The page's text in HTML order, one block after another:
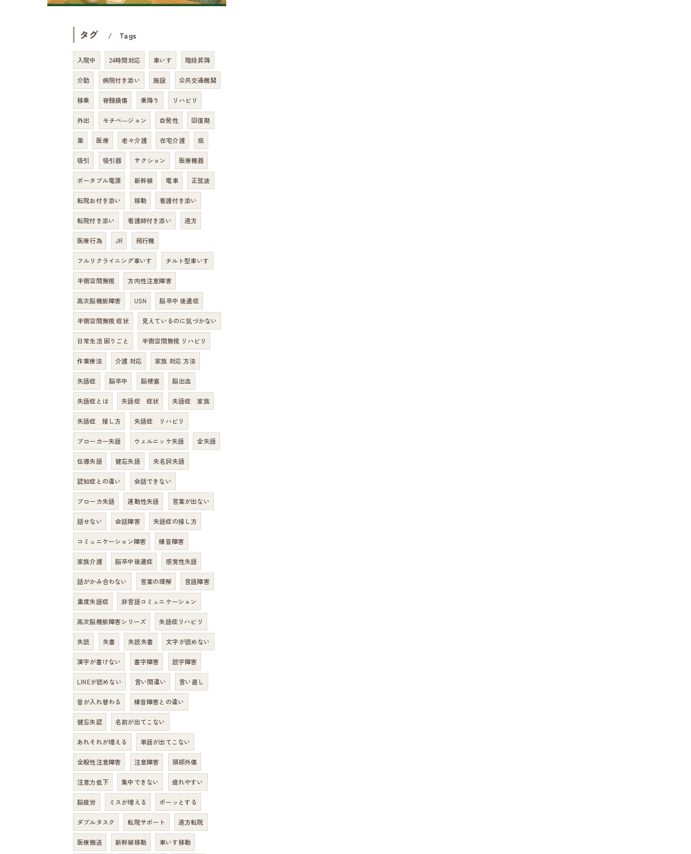
タグ Tags
入院中 24時間対応 車いす 階段昇降
介助 病院付き添い 施設 公共交通機関
移乗 脊髄損傷 乗降り リハビリ
外出 モチベ―ジョン 自発性 回復期
薬 医療 老々介護 在宅介護 痰
吸引 吸引器 サクション 医療機器
ポータブル電源 新幹線 電車 正弦波
転院お付き添い 移動 看護付き添い
転院付き添い 看護師付き添い 遠方
医療行為 JR 飛行機
フルリクライニング車いす チルト型車いす
半側空間無視 方向性注意障害
高次脳機能障害 USN 脳卒中 後遺症
半側空間無視 症状 見えているのに気づかない
日常生活 困りごと 半側空間無視 リハビリ
作業療法 介護 対応 家族 対応 方法
失語症 脳卒中 脳梗塞 脳出血
失語症とは 失語症 症状 失語症 家族
失語症 接し方 失語症 リハビリ
ブローカー失語 ウェルニッケ失語 全失語
伝導失語 健忘失語 失名詞失語
認知症との違い 会話できない
ブローカ失語 運動性失語 言葉が出ない
話せない 会話障害 失語症の接し方
コミュニケーション障害 構音障害
家族介護 脳卒中後遺症 感覚性失語
話がかみ合わない 言葉の理解 言語障害
重度失語症 非言語コミュニケーション
高次脳機能障害シリーズ 失語症リハビリ
失読 失書 失読失書 文字が読めない
漢字が書けない 書字障害 読字障害
LINEが読めない 言い間違い 言い直し
音が入れ替わる 構音障害との違い
健忘失認 名前が出てこない
あれそれが増える 単語が出てこない
全般性注意障害 注意障害 頭部外傷
注意力低下 集中できない 疲れやすい
脳疲労 ミスが増える ボーッとする
ダブルタスク 転院サポート 遠方転院
医療搬送 新幹線移動 車いす移動